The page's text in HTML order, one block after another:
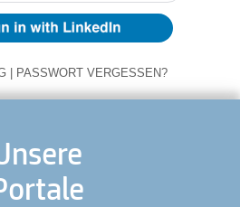
| PASSWORT VERGESSEN?